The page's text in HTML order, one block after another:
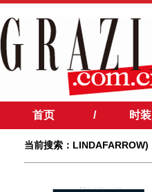
首页 / 时装
当前搜索：LINDAFARROW)